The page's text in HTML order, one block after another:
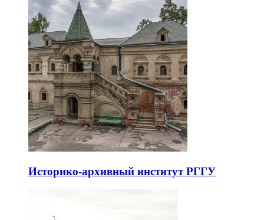
Историко-архивный институт РГГУ